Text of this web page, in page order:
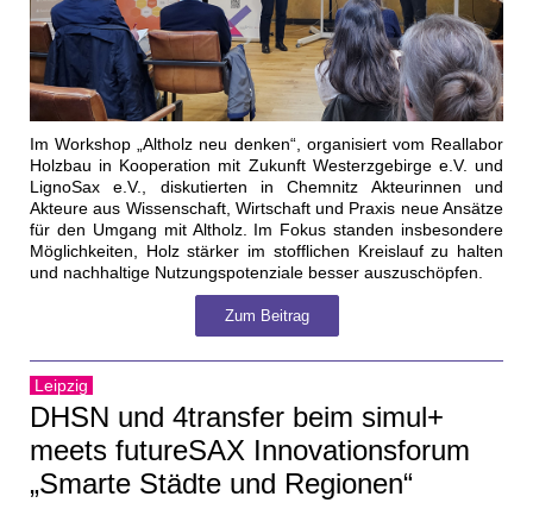
Im Workshop „Altholz neu denken“, organisiert vom Reallabor
Holzbau in Kooperation mit Zukunft Westerzgebirge e.V. und
LignoSax e.V., diskutierten in Chemnitz Akteurinnen und
Akteure aus Wissenschaft, Wirtschaft und Praxis neue Ansätze
für den Umgang mit Altholz. Im Fokus standen insbesondere
Möglichkeiten, Holz stärker im stofflichen Kreislauf zu halten
und nachhaltige Nutzungspotenziale besser auszuschöpfen.
Zum Beitrag
Leipzig
DHSN und 4transfer beim simul+
meets futureSAX Innovationsforum
„Smarte Städte und Regionen“